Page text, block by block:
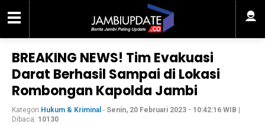
BREAKING NEWS! Tim Evakuasi
Darat Berhasil Sampai di Lokasi
Rombongan Kapolda Jambi
Kategori Hukum & Kriminal - Senin, 20 Februari 2023 - 10:42:16 WIB
Dibaca: 10130